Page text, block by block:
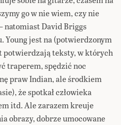
go w nie wiem, czy nie
natomiast David Briggs
Young jest na (potwierdzonym
teksty, w których
traperem, spędzić noc
praw Indian, ale środkiem
że spotkał człowieka
itd. Ale zarazem kreuje
obrazy, dobrze umocowane